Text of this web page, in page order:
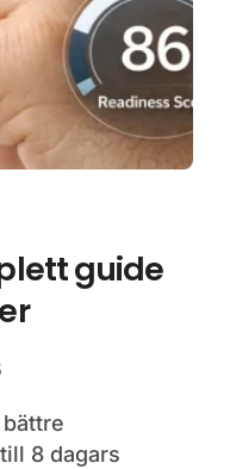
guide
8 dagars